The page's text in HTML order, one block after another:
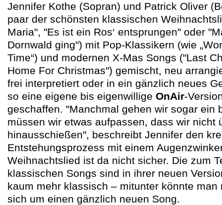
Jennifer Kothe (Sopran) und Patrick Oliver
paar der schönsten klassischen
Maria", "Es ist ein Ros‘ entsprungen" oder
Dornwald ging") mit Pop-Klassikern (wie
Time“) und modernen X-Mas Songs ("Last
Home For Christmas") gemischt, neu
frei interpretiert oder in ein gänzlich neues
so eine eigene bis eigenwillige OnAir-
geschaffen. "Manchmal gehen wir sogar ein
müssen wir etwas aufpassen, dass wir nicht
hinausschießen", beschreibt Jennifer den
Entstehungsprozess mit einem
Weihnachtslied ist da nicht sicher. Die zum
klassischen Songs sind in ihrer neuen
kaum mehr klassisch – mitunter könnte man
sich um einen gänzlich neuen Song.